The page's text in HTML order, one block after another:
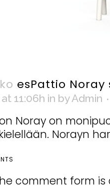
esPattio Noray
11:06h in byAdmin
Noray on
Norayn
comment form